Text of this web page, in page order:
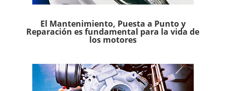
El Mantenimiento, Puesta a Punto y
Reparación es fundamental para la vida de
los motores